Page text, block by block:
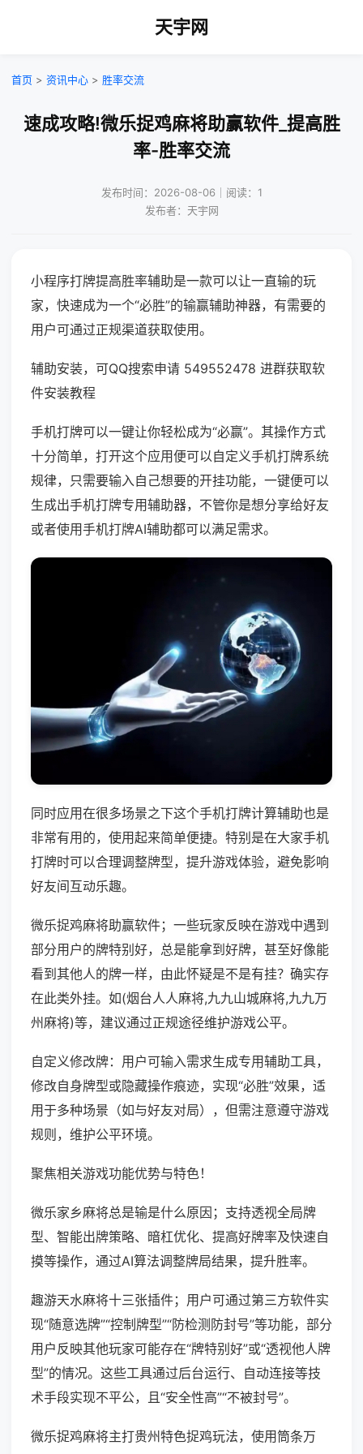
天宇网
首页 > 资讯中心 > 胜率交流
速成攻略!微乐捉鸡麻将助赢软件_提高胜
率-胜率交流
发布时间：2026-08-06｜阅读：1
发布者：天宇网
小程序打牌提高胜率辅助是一款可以让一直输的玩
家，快速成为一个“必胜”的输赢辅助神器，有需要的
用户可通过正规渠道获取使用。
辅助安装，可QQ搜索申请 549552478 进群获取软
件安装教程
手机打牌可以一键让你轻松成为“必赢”。其操作方式
十分简单，打开这个应用便可以自定义手机打牌系统
规律，只需要输入自己想要的开挂功能，一键便可以
生成出手机打牌专用辅助器，不管你是想分享给好友
或者使用手机打牌AI辅助都可以满足需求。
同时应用在很多场景之下这个手机打牌计算辅助也是
非常有用的，使用起来简单便捷。特别是在大家手机
打牌时可以合理调整牌型，提升游戏体验，避免影响
好友间互动乐趣。
微乐捉鸡麻将助赢软件；一些玩家反映在游戏中遇到
部分用户的牌特别好，总是能拿到好牌，甚至好像能
看到其他人的牌一样，由此怀疑是不是有挂？确实存
在此类外挂。如(烟台人人麻将,九九山城麻将,九九万
州麻将)等，建议通过正规途径维护游戏公平。
自定义修改牌：用户可输入需求生成专用辅助工具，
修改自身牌型或隐藏操作痕迹，实现“必胜”效果，适
用于多种场景（如与好友对局），但需注意遵守游戏
规则，维护公平环境。
聚焦相关游戏功能优势与特色！
微乐家乡麻将总是输是什么原因；支持透视全局牌
型、智能出牌策略、暗杠优化、提高好牌率及快速自
摸等操作，通过AI算法调整牌局结果，提升胜率。
趣游天水麻将十三张插件；用户可通过第三方软件实
现“随意选牌”“控制牌型”“防检测防封号”等功能，部分
用户反映其他玩家可能存在“牌特别好”或“透视他人牌
型”的情况。这些工具通过后台运行、自动连接等技
术手段实现不平公，且“安全性高”“不被封号”。
微乐捉鸡麻将主打贵州特色捉鸡玩法，使用筒条万